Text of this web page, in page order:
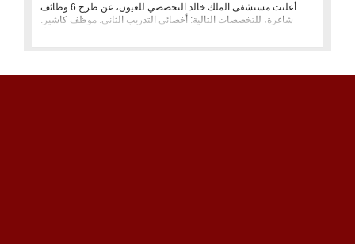
أعلنت مستشفى الملك خالد التخصصي للعيون، عن طرح 6 وظائف
شاغرة، للتخصصات التالية: أخصائي التدريب الثاني. موظف كاشير.